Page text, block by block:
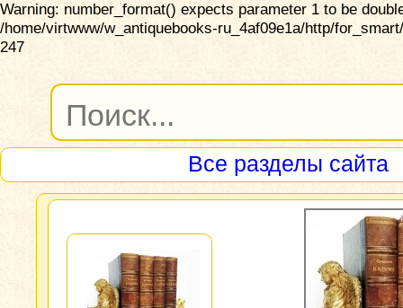
Warning: number_format() expects parameter 1 to be
/home/virtwww/w_antiquebooks-ru_4af09e1a/http/
247
Все разделы сайта